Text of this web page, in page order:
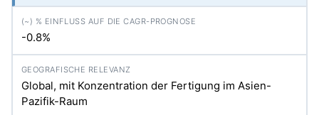
-0.8%
Global, mit Konzentration der Fertigung im Asien-
Pazifik-Raum